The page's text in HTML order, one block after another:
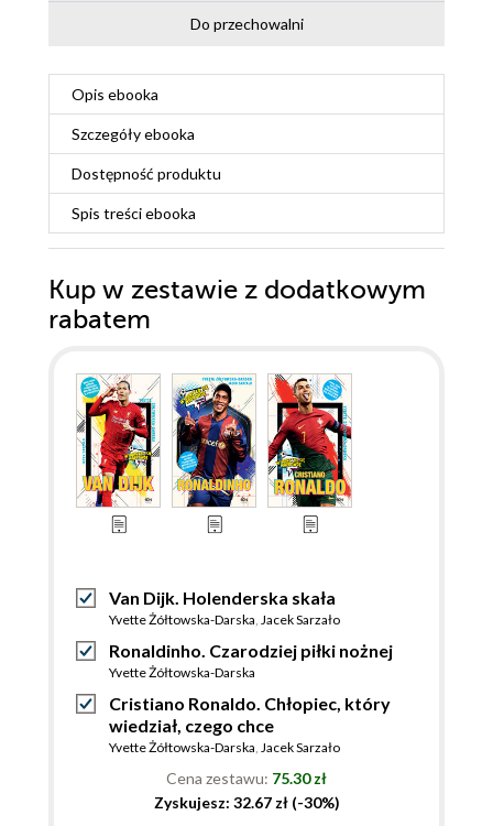
Do przechowalni
Opis ebooka
Szczegółyebooka
Dostępność produktu
Spis treściebooka
Kup w zestawie z dodatkowym
rabatem
Van Dijk. Holenderska skała
Yvette Żółtowska-Darska Jacek Sarzało
Ronaldinho. Czarodziej piłki nożnej
Yvette Żółtowska-Darska
Cristiano Ronaldo. Chłopiec, który
wiedział, czego chce
Yvette Żółtowska-Darska Jacek Sarzało
Cena zestawu: 75.30 zł
Zyskujesz: 32.67 zł (-30%)